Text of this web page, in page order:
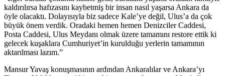
kaldırılırsa hafızasını kaybetmiş bir insan nasıl yaşarsa Ankara da
öyle olacaktı. Dolayısıyla biz sadece Kale’ye değil, Ulus’a da çok
büyük önem verdik. Oradaki hemen hemen Denizciler Caddesi,
Posta Caddesi, Ulus Meydanı olmak üzere tamamını restore ettik ki
gelecek kuşaklara Cumhuriyet’in kurulduğu yerlerin tamamının
aktarılması lazım.”
Mansur Yavaş konuşmasının ardından Ankaralılar ve Ankara’yı